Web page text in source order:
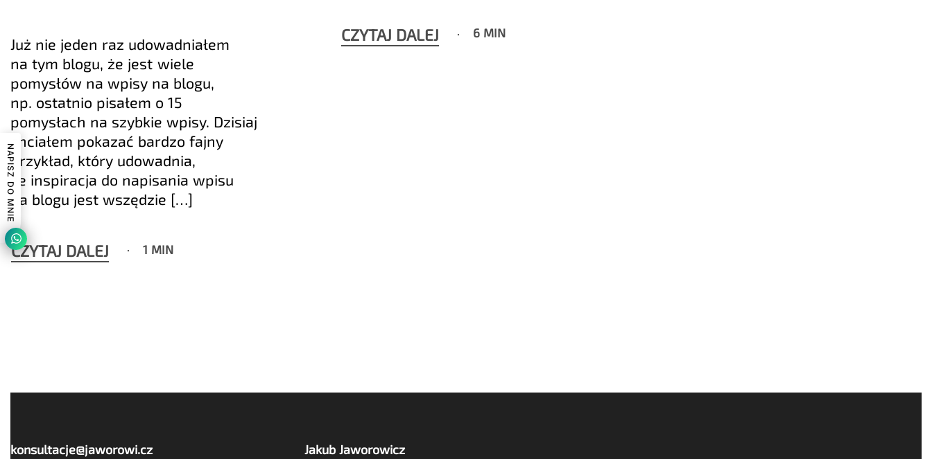
Już nie jeden raz udowadniałem
na tym blogu, że jest wiele
pomysłów na wpisy na blogu,
np. ostatnio pisałem o 15
pomysłach na szybkie wpisy. Dzisiaj
chciałem pokazać bardzo fajny
przykład, który udowadnia,
że inspiracja do napisania wpisu
na blogu jest wszędzie […]
CZYTAJ DALEJ 1 MIN
CZYTAJ DALEJ 6 MIN
konsultacje@jaworowi.cz Jakub Jaworowicz
NAPISZ DO MNIE